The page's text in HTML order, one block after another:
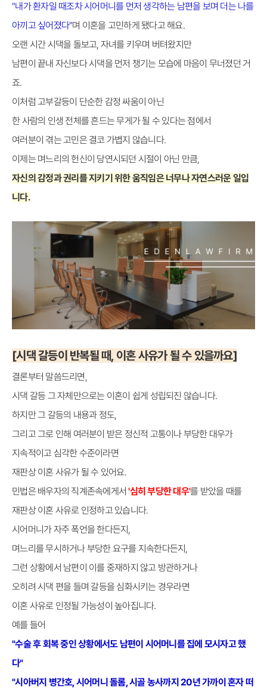
"내가 환자일 때조차 시어머니를 먼저 생각하는 남편을 보며 더는 나를
아끼고 싶어졌다"며 이혼을 고민하게 됐다고 해요.
오랜 시간 시댁을 돌보고, 자녀를 키우며 버텨왔지만
남편이 끝내 자신보다 시댁을 먼저 챙기는 모습에 마음이 무너졌던 거
죠.
이처럼 고부갈등이 단순한 감정 싸움이 아닌
한 사람의 인생 전체를 흔드는 무게가 될 수 있다는 점에서
여러분이 겪는 고민은 결코 가볍지 않습니다.
이제는 며느리의 헌신이 당연시되던 시절이 아닌 만큼,
자신의 감정과 권리를 지키기 위한 움직임은 너무나 자연스러운 일입
니다.
[시댁 갈등이 반복될 때, 이혼 사유가 될 수 있을까요]
결론부터 말씀드리면,
시댁 갈등 그 자체만으로는 이혼이 쉽게 성립되진 않습니다.
하지만 그 갈등의 내용과 정도,
그리고 그로 인해 여러분이 받은 정신적 고통이나 부당한 대우가
지속적이고 심각한 수준이라면
재판상 이혼 사유가 될 수 있어요.
민법은 배우자의 직계존속에게서'심히 부당한 대우'를 받았을 때를
재판상 이혼 사유로 인정하고 있습니다.
시어머니가 자주 폭언을 한다든지,
며느리를 무시하거나 부당한 요구를 지속한다든지,
그런 상황에서 남편이 이를 중재하지 않고 방관하거나
오히려 시댁 편을 들며 갈등을 심화시키는 경우라면
이혼 사유로 인정될 가능성이 높아집니다.
예를 들어
"수술 후 회복 중인 상황에서도 남편이 시어머니를 집에 모시자고 했
다"
"시아버지 병간호, 시어머니 돌롬, 시골 농사까지 20년 가까이 혼자 떠